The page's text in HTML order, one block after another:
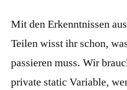
Mit den Erkenntnissen
Teilen wisst ihr schon,
passieren muss. Wir
private static Variable,